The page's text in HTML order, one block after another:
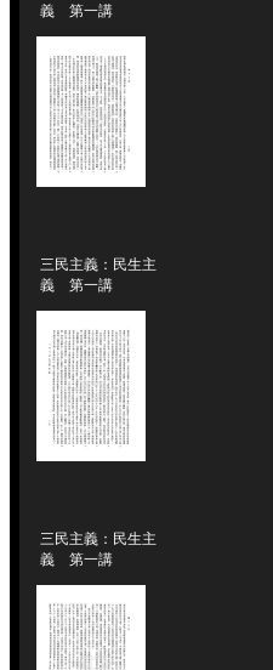
義 第一講
三民主義：民生主
義 第一講
三民主義：民生主
義 第一講